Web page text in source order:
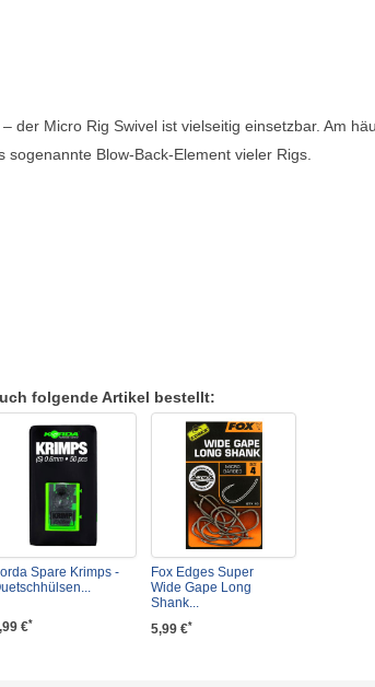
der Micro Rig Swivel ist vielseitig einsetzbar. Am
Blow-Back-Element vieler Rigs.
folgende Artikel bestellt:
Spare Krimps -
€*
Fox Edges Super
Wide Gape Long
Shank...
5,99 €*